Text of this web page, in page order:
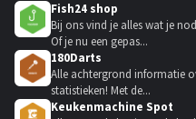
Fish24 shop
Bij ons vind je alles wat je
Of je nu een gepas...
180Darts
Alle achtergrond informatie
statistieken! Met de...
Keukenmachine Spot